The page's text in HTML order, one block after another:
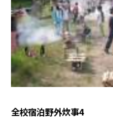
全校宿泊野外炊事4